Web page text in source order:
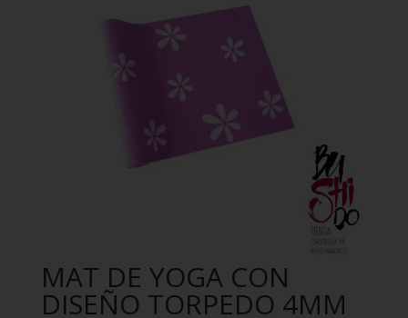
MAT DE YOGA CON
DISEÑO TORPEDO 4MM